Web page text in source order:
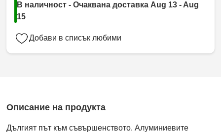
В наличност - Очаквана доставка Aug 13 - Aug
15
Добави в списък любими
Описание на продукта
Дългият път към съвършенството. Алуминиевите